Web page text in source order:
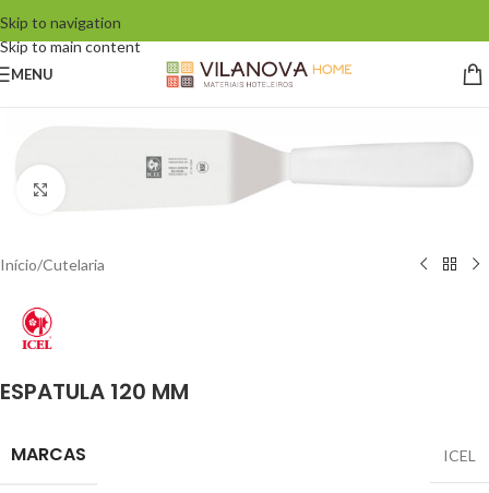
Skip to navigation
Skip to main content
MENU
Início/Cutelaria
ESPATULA 120 MM
MARCAS ICEL